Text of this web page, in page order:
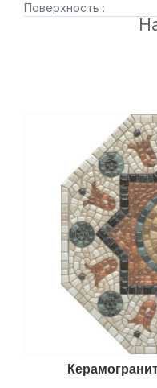
Поверхность :